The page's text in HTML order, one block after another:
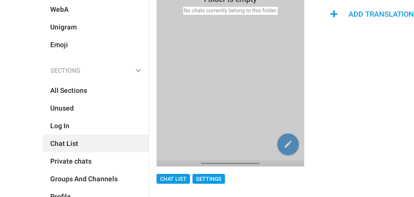
WebA
Unigram
Emoji
SECTIONS
All Sections
Unused
Log In
Chat List
Private chats
Groups And Channels CHAT LIST SETTINGS
ADD TRANSLATION